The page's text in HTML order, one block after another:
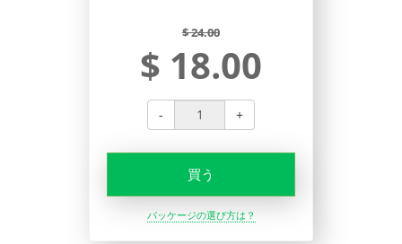
$ 24.00
$ 18.00
- +
買う
パッケージの選び方は？